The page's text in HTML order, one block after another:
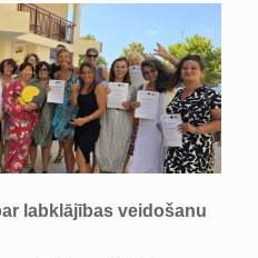
labklājības veidošanu